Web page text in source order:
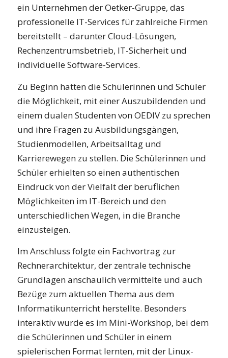
ein Unternehmen der Oetker-Gruppe, das
professionelle IT-Services für zahlreiche Firmen
bereitstellt – darunter Cloud-Lösungen,
Rechenzentrumsbetrieb, IT-Sicherheit und
individuelle Software-Services.
Zu Beginn hatten die Schülerinnen und Schüler
die Möglichkeit, mit einer Auszubildenden und
einem dualen Studenten von OEDIV zu sprechen
und ihre Fragen zu Ausbildungsgängen,
Studienmodellen, Arbeitsalltag und
Karrierewegen zu stellen. Die Schülerinnen und
Schüler erhielten so einen authentischen
Eindruck von der Vielfalt der beruflichen
Möglichkeiten im IT-Bereich und den
unterschiedlichen Wegen, in die Branche
einzusteigen.
Im Anschluss folgte ein Fachvortrag zur
Rechnerarchitektur, der zentrale technische
Grundlagen anschaulich vermittelte und auch
Bezüge zum aktuellen Thema aus dem
Informatikunterricht herstellte. Besonders
interaktiv wurde es im Mini-Workshop, bei dem
die Schülerinnen und Schüler in einem
spielerischen Format lernten, mit der Linux-